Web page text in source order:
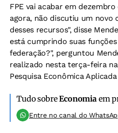
FPE vai acabar em
agora, não discutiu um novo
desses recursos", disse
está cumprindo suas
federação?", perguntou
realizado nesta terça-feira
Pesquisa Econômica
Tudo sobreEconomiaem
Entre no canal do